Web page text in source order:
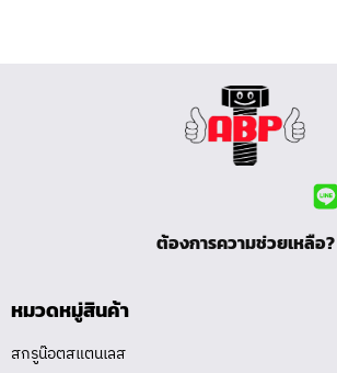
ต้องการความช่วยเหลือ?
หมวดหมู่สินค้า
สกรูน๊อตสแตนเลส